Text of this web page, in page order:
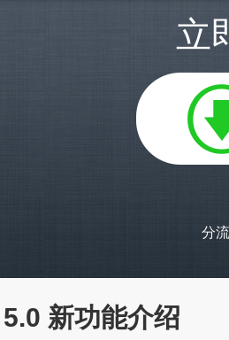
立
分
新功能介绍